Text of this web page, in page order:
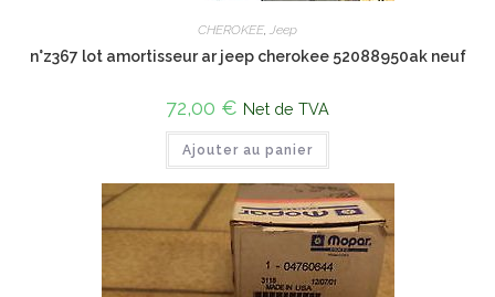
CHEROKEE, Jeep
n°z367 lot amortisseur ar jeep cherokee 52088950ak neuf
72,00 € Net de TVA
Ajouter au panier